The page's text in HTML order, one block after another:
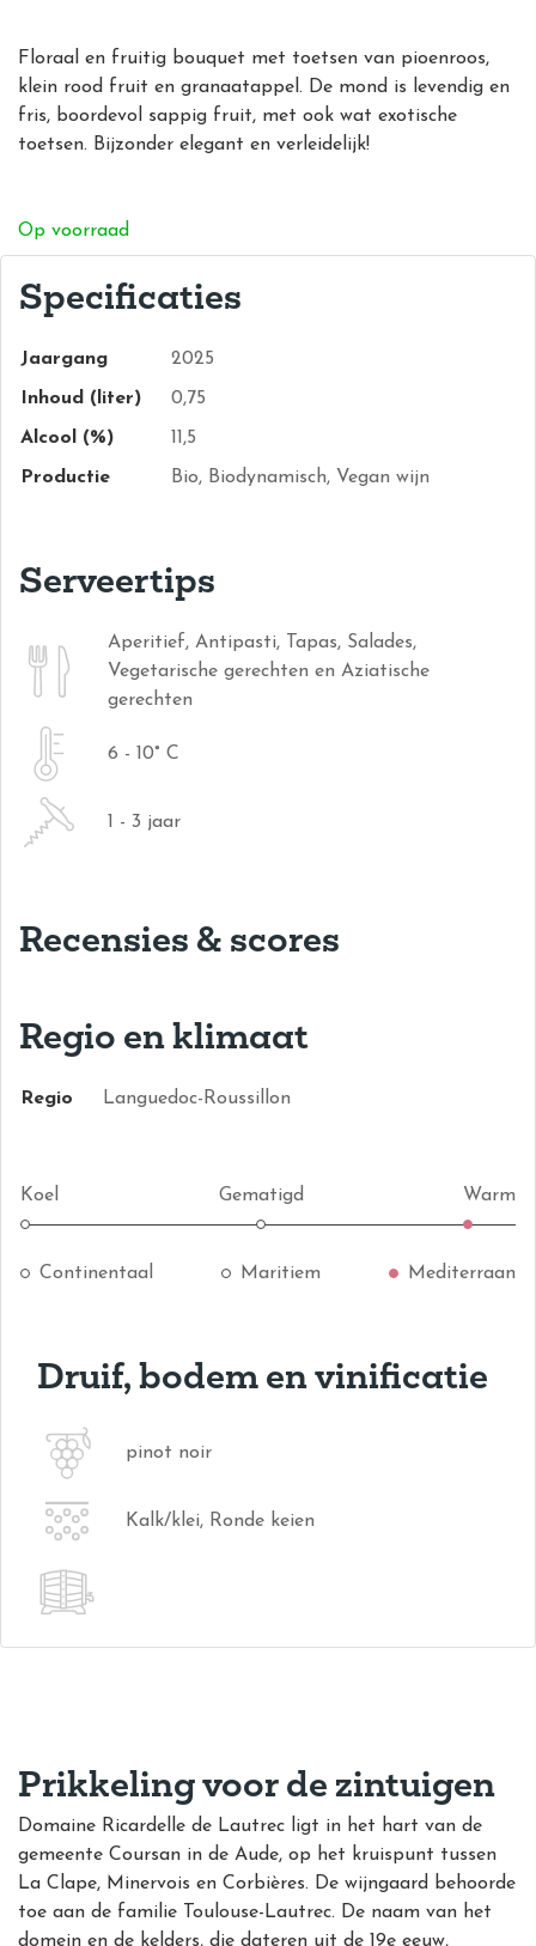
Floraal en fruitig bouquet met toetsen van pioenroos,
klein rood fruit en granaatappel. De mond is levendig en
fris, boordevol sappig fruit, met ook wat exotische
toetsen. Bijzonder elegant en verleidelijk!
Op voorraad
Specificaties
Jaargang 2025
Inhoud (liter) 0,75
Alcool (%) 11,5
Productie Bio, Biodynamisch, Vegan wijn
Serveertips
Aperitief, Antipasti, Tapas, Salades,
Vegetarische gerechten en Aziatische
gerechten
6 - 10° C
1 - 3 jaar
Recensies & scores
Regio en klimaat
Regio Languedoc-Roussillon
Koel Gematigd Warm
Continentaal Maritiem Mediterraan
Druif, bodem en vinificatie
pinot noir
Kalk/klei, Ronde keien
Prikkeling voor de zintuigen
Domaine Ricardelle de Lautrec ligt in het hart van de
gemeente Coursan in de Aude, op het kruispunt tussen
La Clape, Minervois en Corbières. De wijngaard
behoorde
toe aan de familie Toulouse-Lautrec. De naam van het
domein en de kelders, die dateren uit de 19e eeuw,